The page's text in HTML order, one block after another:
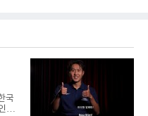
달
급
를
을
국
터